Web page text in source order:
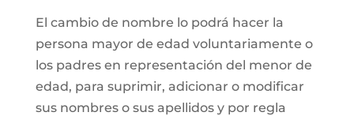
El cambio de nombre lo podrá hacer la
persona mayor de edad voluntariamente o
los padres en representación del menor de
edad, para suprimir, adicionar o modificar
sus nombres o sus apellidos y por regla